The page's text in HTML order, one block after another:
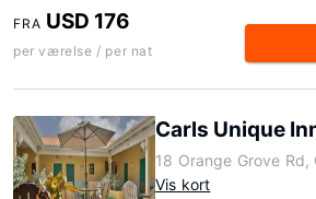
FRA USD 176
per værelse / per nat
Carls Unique
18 Orange Grove
Vis kort